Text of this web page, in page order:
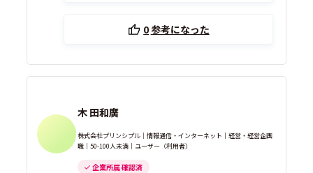
0参考になった
木 田和廣
株式会社プリンシプル｜情報通信・インターネット｜経営・経営企画
職｜50-100人未満｜ユーザー（利用者）
企業所属 確認済